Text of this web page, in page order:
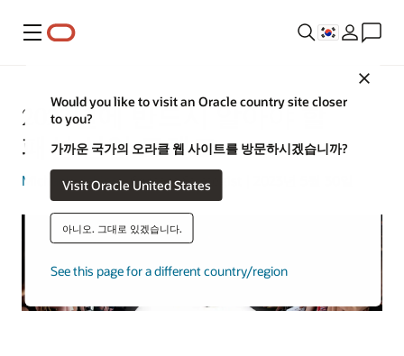
메뉴
Would you like to visit an Oracle country site closer
to you?
가까운 국가의 오라클 웹 사이트를 방문하시겠습니까?
Visit Oracle United States
아니오. 그대로 있겠습니다.
See this page for a different country/region
2023년에 반드시 알아야 할
패션 산업 트렌드
Michael Hickins| Content Strategist | 2023년 5월 30일